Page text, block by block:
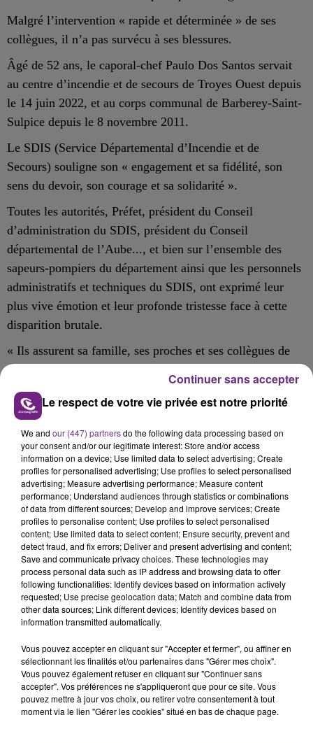
Malgré l’intervention « rapide et déterminée » de ses
collègues, il n’a pas survécu à ses blessures.
Âgé de 52 ans, le caporal-chef Paulo Dos Santos servait
au centre d’incendie et de secours de Troyes Ouest depuis
le 14 juin 2022, et au corps communal de Barberey-Saint-
Sulpice depuis le 8 novembre 2011.
Le SDIS (Service Départemental d’Incendie et de
Secours) souligne son « engagement et sa fidélité, son
sens du devoir, son courage et sa solidarité ».
Toutes les autorités, Préfet, président du Conseil
d’administration du SDIS, président du Conseil
départemental de l’Aube..., et bien sur l’ensemble des
sapeurs-pompiers du département ainsi que les personnels
administratifs et techniques du SDIS, ont exprimé leur
plus vive émotion et leur profonde tristesse face à cette
disparition brutale.
« Ils assurent sa famille, ses proches et ses collègues de
leur soutien total, de leur profonde solidarité et de toute
leur compassion dans cette épreuve d’une immense
douleur ».
FIL D'ACTU
7 août 2026
LA CENTRALE NUCLÉAIRE DE CHOOZ
TOUJOURS À L'ARRÊT
Cela fait déjà une semaine que la centrale
nucléaire ardennaise est à l'arrêt. Une situation
justifiée par la sécheresse intense qui est toujours
présente.
Le respect de votre vie privée est notre priorité
We and our (447) partnersdo the following data processing based on
your consent and/or our legitimate interest: Store and/or access
information on a device; Use limited data to select advertising; Create
profiles for personalised advertising; Use profiles to select personalised
advertising; Measure advertising performance; Measure content
performance; Understand audiences through statistics or combinations
of data from different sources; Develop and improve services; Create
profiles to personalise content; Use profiles to select personalised
content; Use limited data to select content; Ensure security, prevent and
detect fraud, and fix errors; Deliver and present advertising and content;
Save and communicate privacy choices. These technologies may
process personal data such as IP address and browsing data to offer
following functionalities: Identify devices based on information actively
requested; Use precise geolocation data; Match and combine data from
other data sources; Link different devices; Identify devices based on
information transmitted automatically.
Vous pouvez accepter en cliquant sur "Accepter et fermer", ou affiner en
sélectionnant les finalités et/ou partenaires dans "Gérer mes choix".
Vous pouvez également refuser en cliquant sur "Continuer sans
accepter". Vos préférences ne s'appliqueront que pour ce site. Vous
pouvez mettre à jour vos choix, ou retirer votre consentement à tout
moment via le lien "Gérer les cookies" situé en bas de chaque page.
Continuer sans accepter